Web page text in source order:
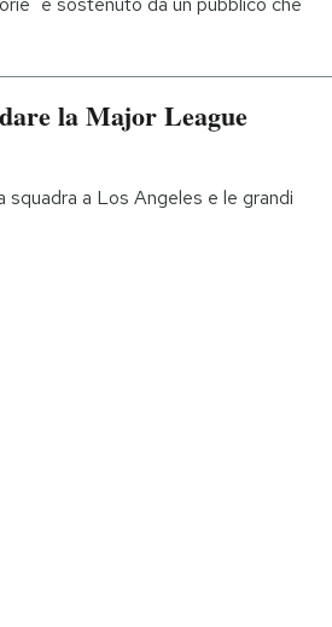
la Major League
squadra a Los Angeles e le grandi